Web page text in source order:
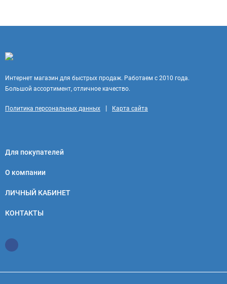
Интернет магазин для быстрых продаж. Работаем с 2010 года.
Большой ассортимент, отличное качество.
Политика персональных данных | Карта сайта
Для покупателей
О компании
ЛИЧНЫЙ КАБИНЕТ
КОНТАКТЫ